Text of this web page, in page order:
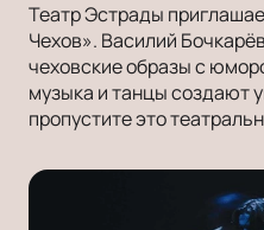
Театр Эстрады
Чехов». Василий
чеховские образы с
музыка и танцы создают
пропустите это